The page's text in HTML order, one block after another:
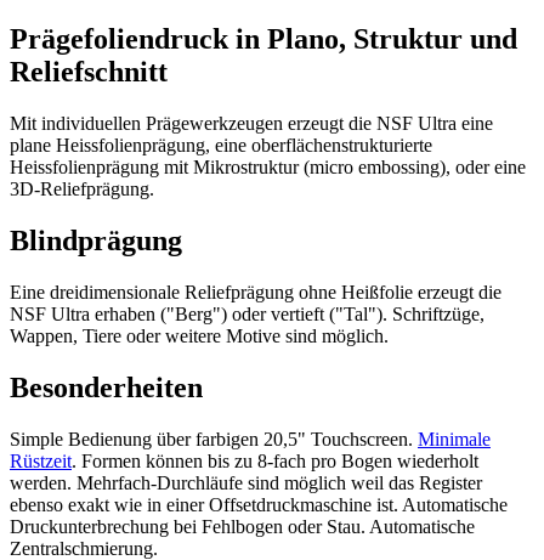
Prägefoliendruck in Plano, Struktur und
Reliefschnitt
Mit individuellen Prägewerkzeugen erzeugt die NSF Ultra eine
plane Heissfolienprägung, eine oberflächenstrukturierte
Heissfolienprägung mit Mikrostruktur (micro embossing), oder eine
3D-Reliefprägung.
Blindprägung
Eine dreidimensionale Reliefprägung ohne Heißfolie erzeugt die
NSF Ultra erhaben ("Berg") oder vertieft ("Tal"). Schriftzüge,
Wappen, Tiere oder weitere Motive sind möglich.
Besonderheiten
Simple Bedienung über farbigen 20,5" Touchscreen. Minimale
Rüstzeit. Formen können bis zu 8-fach pro Bogen wiederholt
werden. Mehrfach-Durchläufe sind möglich weil das Register
ebenso exakt wie in einer Offsetdruckmaschine ist. Automatische
Druckunterbrechung bei Fehlbogen oder Stau. Automatische
Zentralschmierung.